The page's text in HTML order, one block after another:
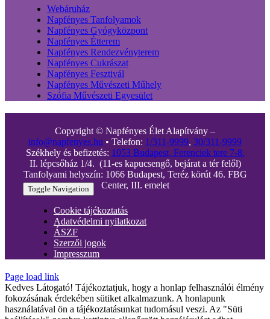
Webáruház
Napfényes Tanfolyamok
Napfényes Gyógyközpont
Napfényes Étterem
Napfényes Rendezvényterem
Napfényes Cukrászat
Napfényes Fesztivál
Napfényes Művészeti Műhely
Szófia Művészeti Egyesület
Copyright © Napfényes Élet Alapítvány –
info@napfenyes.hu • Telefon: 1/311-9999, 30/311-9999
Székhely és befizetés: 1053 Budapest, Ferenciek tere 7-8.
II. lépcsőház 1/4. (11-es kapucsengő, bejárat a tér felől)
Tanfolyami helyszín: 1066 Budapest, Teréz körút 46. FBG
Center, III. emelet
Toggle Navigation
Cookie tájékoztatás
Adatvédelmi nyilatkozat
ÁSZF
Szerzői jogok
Impresszum
Page load link
Kedves Látogató! Tájékoztatjuk, hogy a honlap felhasználói élmény
fokozásának érdekében sütiket alkalmazunk. A honlapunk
használatával ön a tájékoztatásunkat tudomásul veszi. Az "Süti